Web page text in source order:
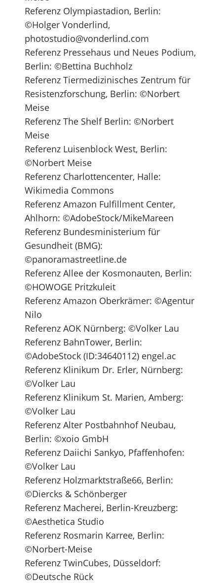
Referenz Olympiastadion, Berlin:
©Holger Vonderlind,
photostudio@vonderlind.com
Referenz Pressehaus und Neues Podium,
Berlin: ©Bettina Buchholz
Referenz Tier­medizinisches Zentrum für
Resistenz­forschung, Berlin: ©Norbert
Meise
Referenz The Shelf Berlin: ©Norbert
Meise
Referenz Luisenblock West, Berlin:
©Norbert Meise
Referenz Charlottencenter, Halle:
Wikimedia Commons
Referenz Amazon Fulfillment Center,
Ahlhorn: ©AdobeStock/MikeMareen
Referenz Bundesministerium für
Gesundheit (BMG):
©panoramastreetline.de
Referenz Allee der Kosmonauten, Berlin:
©HOWOGE Pritzkuleit
Referenz Amazon Oberkrämer: ©Agentur
Nilo
Referenz AOK Nürnberg: ©Volker Lau
Referenz BahnTower, Berlin:
©AdobeStock (ID:34640112) engel.ac
Referenz Klinikum Dr. Erler, Nürnberg:
©Volker Lau
Referenz Klinikum St. Marien, Amberg:
©Volker Lau
Referenz Alter Postbahnhof Neubau,
Berlin: ©xoio GmbH
Referenz Daiichi Sankyo, Pfaffenhofen:
©Volker Lau
Referenz Holzmarktstraße66, Berlin:
©Diercks & Schönberger
Referenz Macherei, Berlin-Kreuzberg:
©Aesthetica Studio
Referenz Rosmarin Karree, Berlin:
©Norbert-Meise
Referenz TwinCubes, Düsseldorf:
©Deutsche Rück